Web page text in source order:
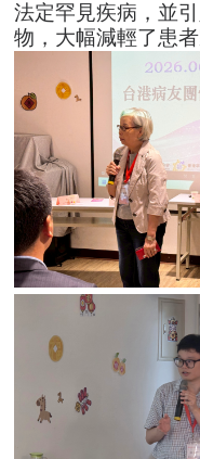
法定罕見疾病，並
物，大幅減輕了患